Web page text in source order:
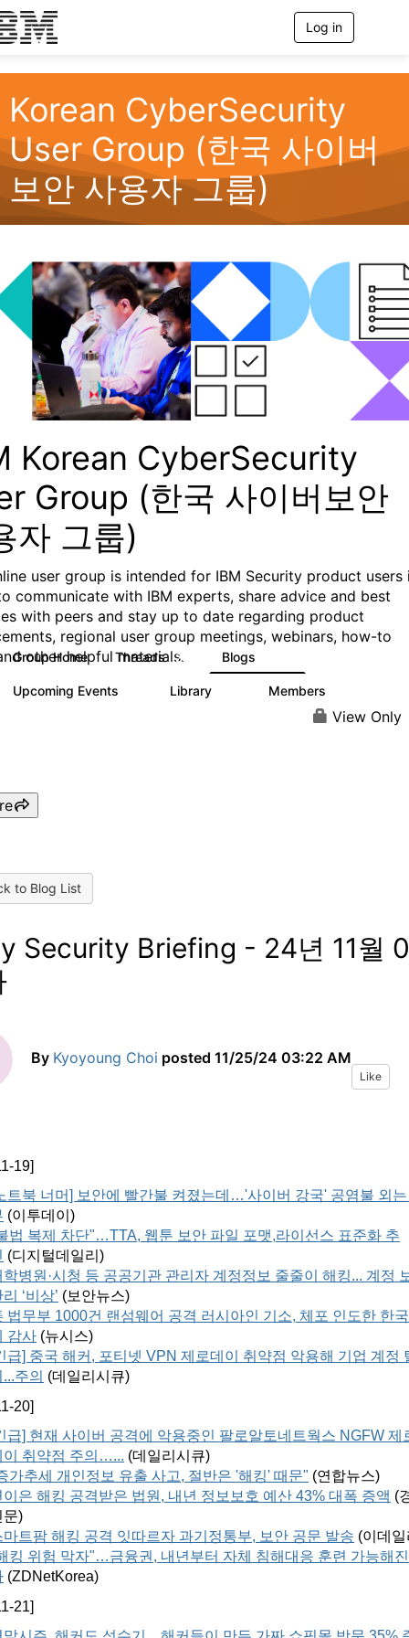
Log in
g
a
t
Korean CyberSecurity
User Group (한국 사이버
보안 사용자 그룹)
Korean CyberSecurity
Group (한국 사이버보안
자 그룹)
user group is intended for IBM Security product users
communicate with IBM experts, share advice and best
with peers and stay up to date regarding product
regional user group meetings, webinars, how-to
other helpful materials.
Group Home Threads 25 Blogs
Upcoming Events Library Members
View Only
to Blog List
Security Briefing - 24년 11월
By Kyoyoung Choi posted 11/25/24 03:22 AM
Like
19]
트북 너머] 보안에 빨간불 켜졌는데…'사이버 강국' 공염불 외
(이투데이 )
법 복제 차단"…TTA, 웹툰 보안 파일 포맷,라이선스 표준화 추
(디지털데일리 )
학병원·시청 등 공공기관 관리자 계정정보 줄줄이 해킹... 계정
‘비상’ (보안뉴스)
법무부 1000건 랜섬웨어 공격 러시아인 기소, 체포 인도한 한국
감사 (뉴시스)
급] 중국 해커, 포티넷 VPN 제로데이 취약점 악용해 기업 계정
주의 (데일리시큐)
20]
급] 현재 사이버 공격에 악용중인 팔로알토네트웍스 NGFW 제
이 취약점 주의…... (데일리시큐)
가추세 개인정보 유출 사고, 절반은 '해킹' 때문" (연합뉴스)
이은 해킹 공격받은 법원, 내년 정보보호 예산 43% 대폭 증액 (
문)
마트팜 해킹 공격 잇따르자 과기정통부, 보안 공문 발송 (이데
킹 위험 막자"…금융권, 내년부터 자체 침해대응 훈련 가능해진
(ZDNetKorea)
21]